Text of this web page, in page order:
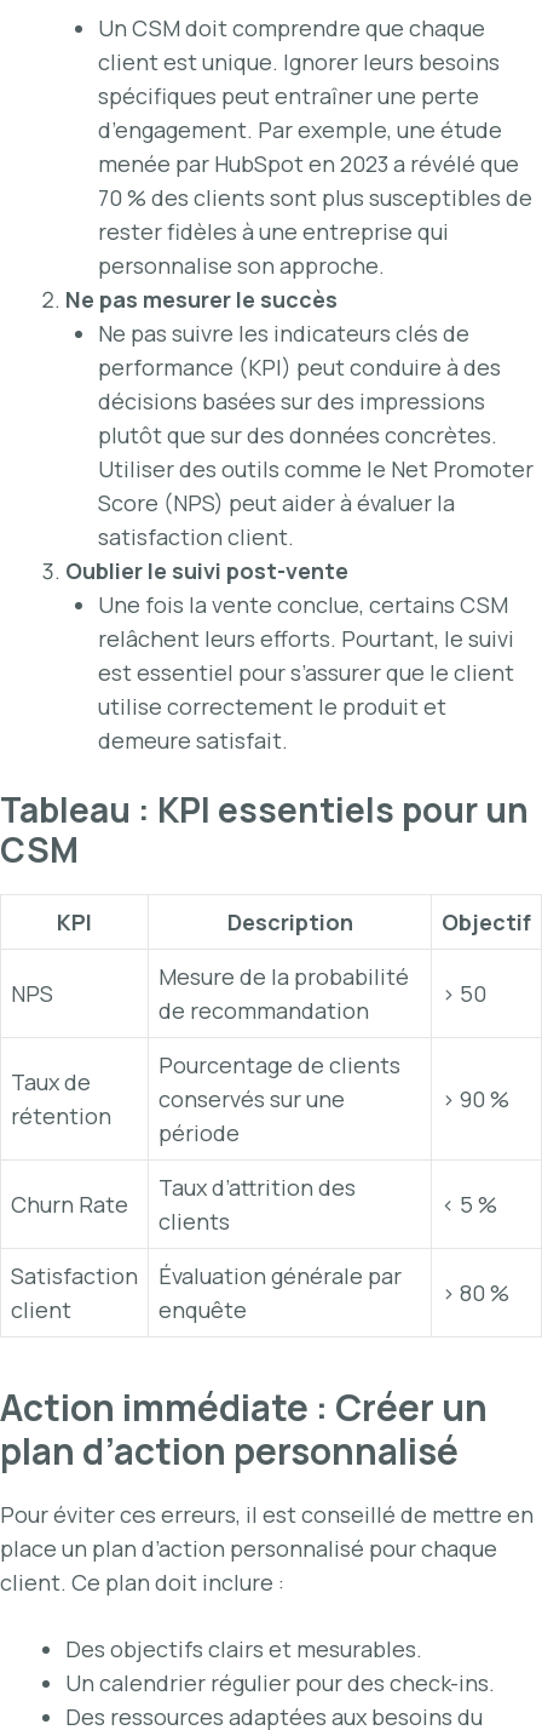
Un CSM doit comprendre que chaque
client est unique. Ignorer leurs besoins
spécifiques peut entraîner une perte
d’engagement. Par exemple, une étude
menée par HubSpot en 2023 a révélé que
70 % des clients sont plus susceptibles de
rester fidèles à une entreprise qui
personnalise son approche.
Ne pas mesurer le succès
Ne pas suivre les indicateurs clés de
performance (KPI) peut conduire à des
décisions basées sur des impressions
plutôt que sur des données concrètes.
Utiliser des outils comme le Net Promoter
Score (NPS) peut aider à évaluer la
satisfaction client.
Oublier le suivi post-vente
Une fois la vente conclue, certains CSM
relâchent leurs efforts. Pourtant, le suivi
est essentiel pour s’assurer que le client
utilise correctement le produit et
demeure satisfait.
Tableau : KPI essentiels pour un
CSM
KPI Description Objectif
NPS
Mesure de la probabilité
de recommandation
> 50
Taux de
rétention
Pourcentage de clients
conservés sur une
période
> 90 %
Churn Rate
Taux d’attrition des
clients
< 5 %
Satisfaction
client
Évaluation générale par
enquête
> 80 %
Action immédiate : Créer un
plan d’action personnalisé
Pour éviter ces erreurs, il est conseillé de mettre en
place un plan d’action personnalisé pour chaque
client. Ce plan doit inclure :
Des objectifs clairs et mesurables.
Un calendrier régulier pour des check-ins.
Des ressources adaptées aux besoins du